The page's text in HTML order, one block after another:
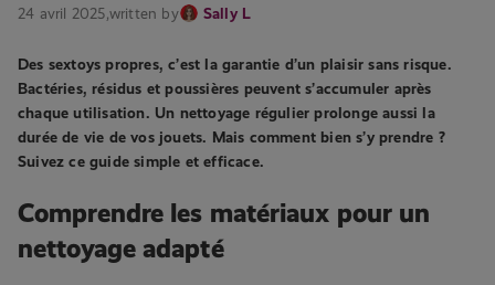
24 avril 2025,written by Sally L
Des sextoys propres, c’est la garantie d’un plaisir sans risque.
Bactéries, résidus et poussières peuvent s’accumuler après
chaque utilisation. Un nettoyage régulier prolonge aussi la
durée de vie de vos jouets. Mais comment bien s’y prendre ?
Suivez ce guide simple et efficace.
Comprendre les matériaux pour un
nettoyage adapté